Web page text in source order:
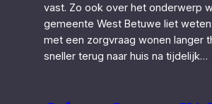
vast. Zo ook over het onderwerp
gemeente West Betuwe liet
met een zorgvraag wonen langer
sneller terug naar huis na tijdelijk…